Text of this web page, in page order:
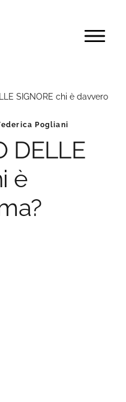
MENU
SIGNORE chi è davvero
Pogliani
DELLE
è